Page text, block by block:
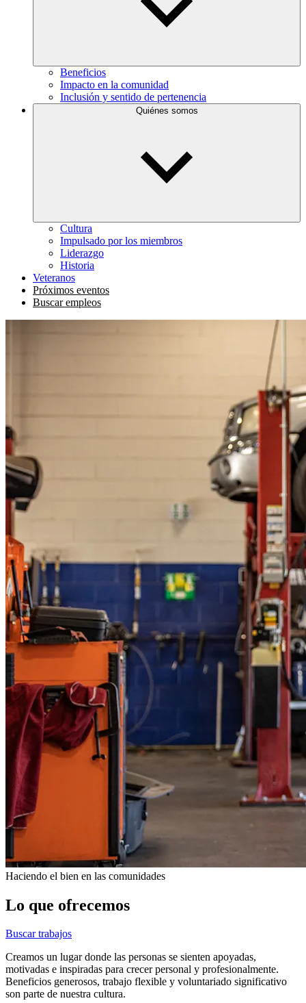
Beneficios
Impacto en la comunidad
Inclusión y sentido de pertenencia
Quiénes somos
Cultura
Impulsado por los miembros
Liderazgo
Historia
Veteranos
Próximos eventos
Buscar empleos
Haciendo el bien en las comunidades
Lo que ofrecemos
Buscar trabajos
Creamos un lugar donde las personas se sienten apoyadas,
motivadas e inspiradas para crecer personal y profesionalmente.
Beneficios generosos, trabajo flexible y voluntariado significativo
son parte de nuestra cultura.